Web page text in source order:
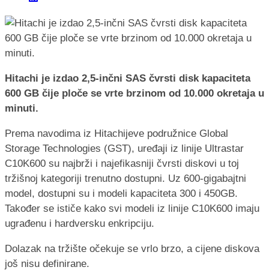
Hitachi je izdao 2,5-inčni SAS čvrsti disk kapaciteta
600 GB čije ploče se vrte brzinom od 10.000 okretaja u
minuti.
Prema navodima iz Hitachijeve podružnice Global
Storage Technologies (GST), uređaji iz linije Ultrastar
C10K600 su najbrži i najefikasniji čvrsti diskovi u toj
tržišnoj kategoriji trenutno dostupni. Uz 600-gigabajtni
model, dostupni su i modeli kapaciteta 300 i 450GB.
Također se ističe kako svi modeli iz linije C10K600 imaju
ugrađenu i hardversku enkripciju.
Dolazak na tržište očekuje se vrlo brzo, a cijene diskova
još nisu definirane.